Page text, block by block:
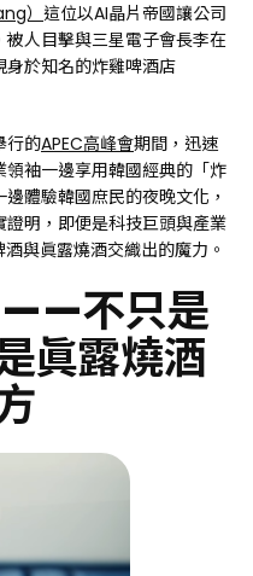
） 這位以AI晶片帝國讓公司
人目擊與三星電子會長李在
於知名的炸雞啤酒店
行的APEC高峰會期間，迅速
袖一邊享用韓國經典的「炸
體驗韓國庶民的夜晚文化，
明，即便是科技巨頭與產業
與眞露燒酒交織出的魔力。
——不只是
眞露燒酒